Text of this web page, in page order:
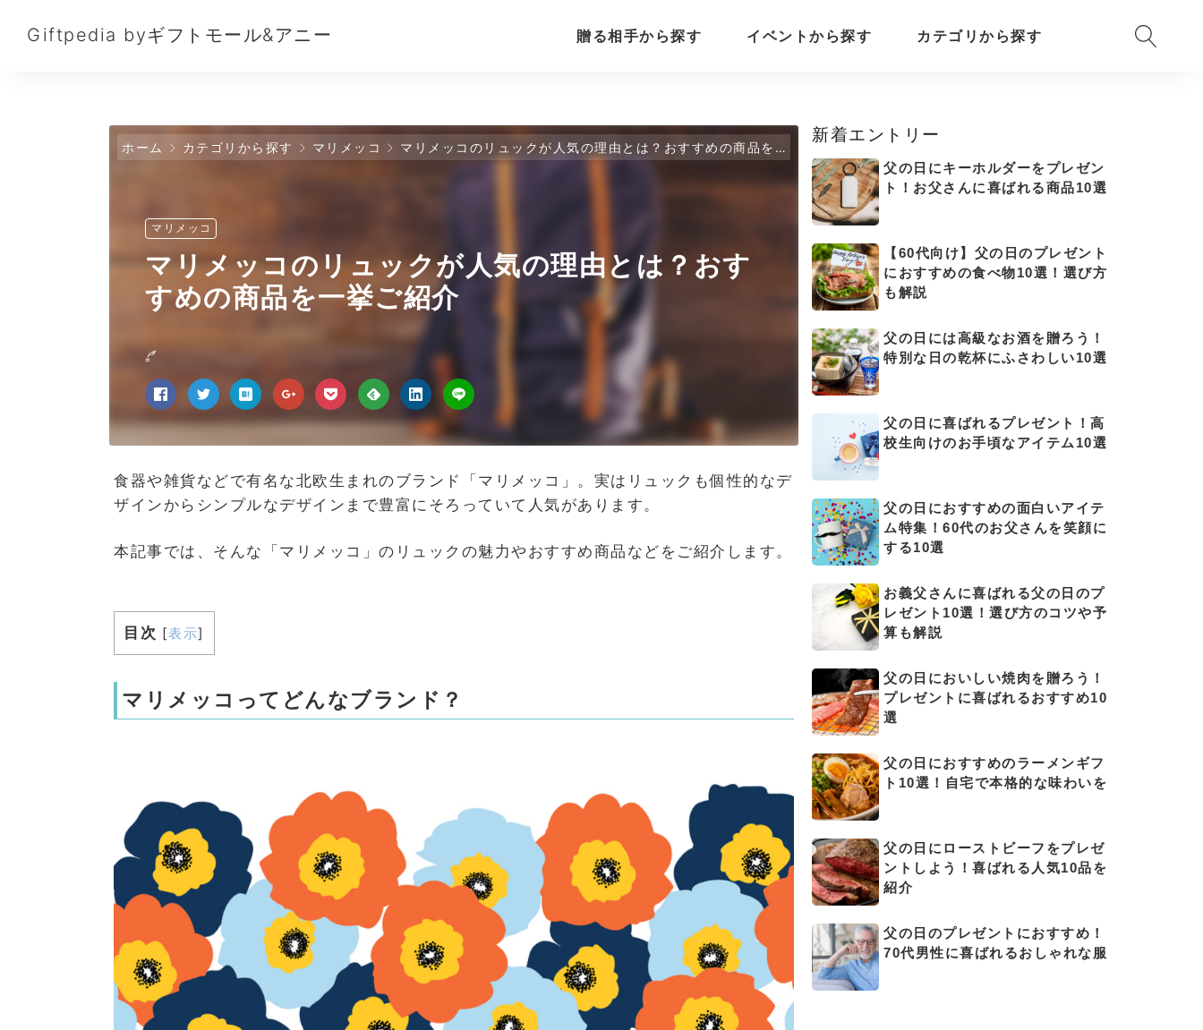
Giftpedia byギフトモール&アニー 贈る相手から探す イベントから探す カテゴリから探す
ホーム カテゴリから探す マリメッコ マリメッコのリュックが人気の理由とは？おすすめの商品を一挙ご紹介
マリメッコ
マリメッコのリュックが人気の理由とは？おす
すめの商品を一挙ご紹介
食器や雑貨などで有名な北欧生まれのブランド「マリメッコ」。実はリュックも個性的なデ
ザインからシンプルなデザインまで豊富にそろっていて人気があります。
本記事では、そんな「マリメッコ」のリュックの魅力やおすすめ商品などをご紹介します。
目次 [表示]
マリメッコってどんなブランド？
新着エントリー
父の日にキーホルダーをプレゼン
ト！お父さんに喜ばれる商品10選
【60代向け】父の日のプレゼント
におすすめの食べ物10選！選び方
も解説
父の日には高級なお酒を贈ろう！
特別な日の乾杯にふさわしい10選
父の日に喜ばれるプレゼント！高
校生向けのお手頃なアイテム10選
父の日におすすめの面白いアイテ
ム特集！60代のお父さんを笑顔に
する10選
お義父さんに喜ばれる父の日のプ
レゼント10選！選び方のコツや予
算も解説
父の日においしい焼肉を贈ろう！
プレゼントに喜ばれるおすすめ10
選
父の日におすすめのラーメンギフ
ト10選！自宅で本格的な味わいを
父の日にローストビーフをプレゼ
ントしよう！喜ばれる人気10品を
紹介
父の日のプレゼントにおすすめ！
70代男性に喜ばれるおしゃれな服